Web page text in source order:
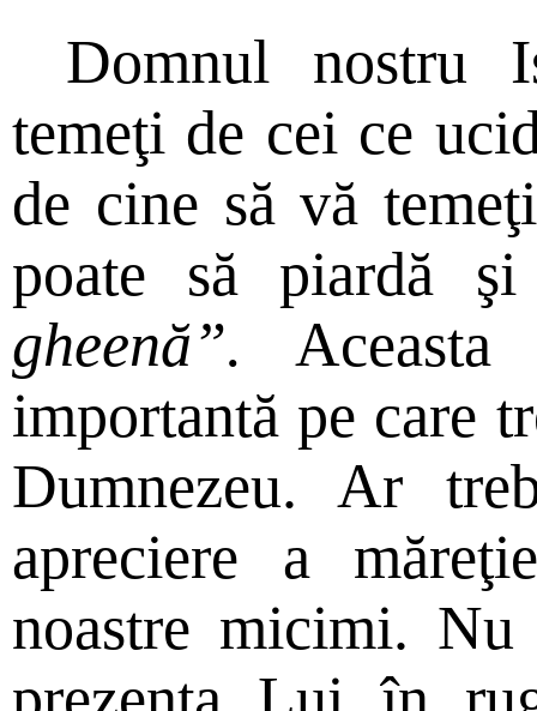
Domnul nostru
temeţi de cei ce
de cine să vă
poate să piardă
gheenă”.
importantă pe care
Dumnezeu. Ar
apreciere a
noastre micimi.